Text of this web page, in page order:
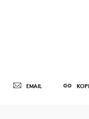
EMAIL